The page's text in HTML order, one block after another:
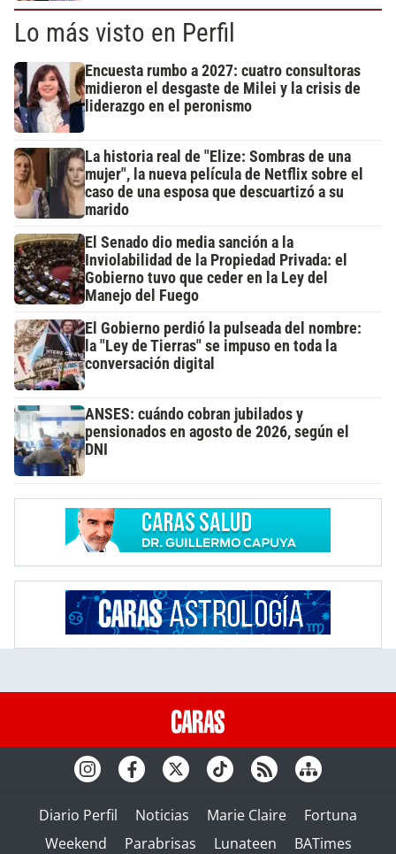
Lo más visto en Perfil
Encuesta rumbo a 2027: cuatro consultoras
midieron el desgaste de Milei y la crisis de
liderazgo en el peronismo
La historia real de "Elize: Sombras de una
mujer", la nueva película de Netflix sobre el
caso de una esposa que descuartizó a su
marido
El Senado dio media sanción a la
Inviolabilidad de la Propiedad Privada: el
Gobierno tuvo que ceder en la Ley del
Manejo del Fuego
El Gobierno perdió la pulseada del nombre:
la "Ley de Tierras" se impuso en toda la
conversación digital
ANSES: cuándo cobran jubilados y
pensionados en agosto de 2026, según el
DNI
Diario Perfil Noticias Marie Claire
Fortuna
Weekend
Parabrisas Lunateen BATimes